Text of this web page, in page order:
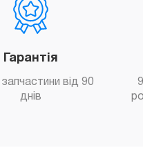
Гарантія
запчастини від 90
днів